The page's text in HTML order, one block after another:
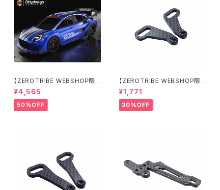
【ZEROTRIBE WEBSHOP限
定価格】BDRX-190P10R P1
0R クリアーボディ 1/10 ラリー
190mm ライトウェイト
¥4,565
50%OFF
【ZEROTRIBE WEBSHOP限
定価格】RCM-X4-CSAR カ
ーボンリアステアリングアームセ
ット XRAY X4用
¥1,771
30%OFF